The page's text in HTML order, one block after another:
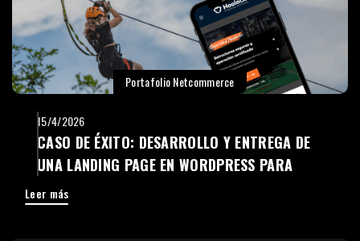
Portafolio Netcommerce
15/4/2026
CASO DE ÉXITO: DESARROLLO Y ENTREGA DE
UNA LANDING PAGE EN WORDPRESS PARA
HOOLOCKS
Leer más